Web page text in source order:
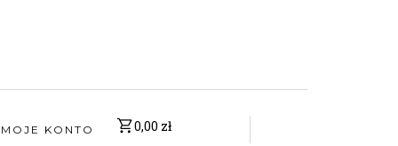
MOJE KONTO 0,00 zł